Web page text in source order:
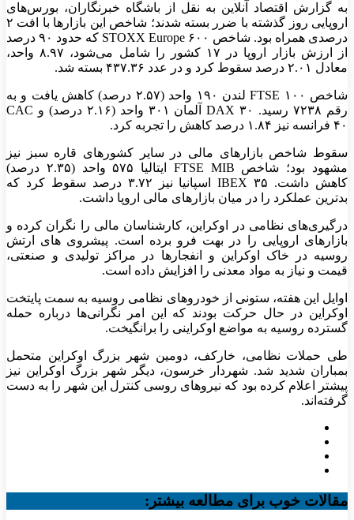
به گزارش اقتصاد آنلاین به نقل از باشگاه خبرنگاران، بورس‌های
اروپایی روز گذشته با ضرر بسته شدند؛ شاخص این بازار‌ها با افت ۲
درصدی همراه بود. شاخص STOXX Europe ۶۰۰ که حدود ۹۰ درصد
از ارزش بازار اروپا در ۱۷ کشور را شامل می‌شود، ۸.۹۷ واحد،
معادل ۲.۰۱ درصد سقوط کرد و در عدد ۴۳۷.۳۶ بسته شد.
شاخص FTSE ۱۰۰ لندن ۱۹۰ واحد (۲.۵۷ درصد) کاهش یافت و به
رقم ۷۲۳۸ رسید. DAX ۳۰ آلمان ۳۰۱ واحد (۲.۱۶ درصد) و CAC
۴۰ فرانسه نیز ۱.۸۴ درصد کاهش را تجربه کرد.
سقوط شاخص بازار‌های مالی در سایر کشور‌های قاره سبز نیز
مشهود بود؛ شاخص FTSE MIB ایتالیا ۵۷۵ واحد (۲.۳۵ درصد)
کاهش داشت. IBEX ۳۵ اسپانیا نیز ۳.۷۲ درصد سقوط کرد که
بدترین عملکرد را در میان بازار‌های مالی اروپا داشت.
درگیری‌های نظامی در اوکراین، کارشناسان مالی را نگران کرده و
بازار‌های اروپایی را در بهت فرو برده است. پیشرو‌ی های ارتش
روسیه در خاک اوکراین و انفجار‌ها در مراکز تولیدی و صنعتی،
قیمت و نیاز به مواد معدنی را افزایش داده است.
اوایل این هفته، ستونی از خودرو‌های نظامی روسیه به سمت پایتخت
اوکراین در حال حرکت بودند که این امر نگرانی‌ها درباره حمله
گسترده روسیه به مواضع اوکراینی را برانگیخت.
طی حملات نظامی، خارکف، دومین شهر بزرگ اوکراین متحمل
بمباران شدید شد. شهردار خرسون، دیگر شهر بزرگ اوکراین نیز
پیشتر اعلام کرده بود که نیرو‌های روسی کنترل این شهر را به دست
گرفته‌اند.
مقالات خوب برای مطالعه بیشتر: